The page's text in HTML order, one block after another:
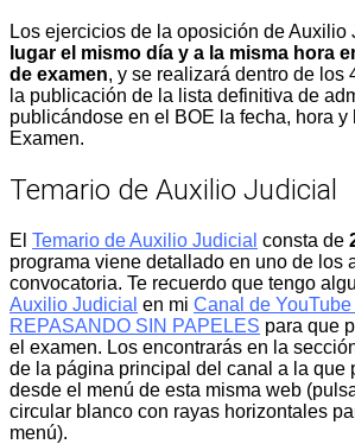
Los ejercicios de la oposición de Auxilio
lugar el mismo día y a la misma hora
de examen, y se realizará dentro de los
la publicación de la lista definitiva de
publicándose en el BOE la fecha, hora y
Examen.
Temario de Auxilio Judicial
El Temario de Auxilio Judicial consta de
programa viene detallado en uno de los
convocatoria. Te recuerdo que tengo
Auxilio Judicial en mi Canal de
REPASANDO SIN PAPELES para que
el examen. Los encontrarás en la
de la página principal del canal a la que
desde el menú de esta misma web
circular blanco con rayas horizontales
menú).